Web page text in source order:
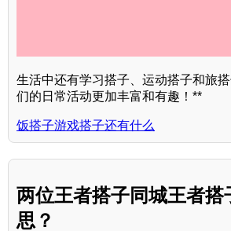
生活中还有学习搭子、运动搭子和旅
们的日常活动更加丰富和有趣！**
饭搭子游戏搭子还有什么
两位王者搭子同城王者搭
思？